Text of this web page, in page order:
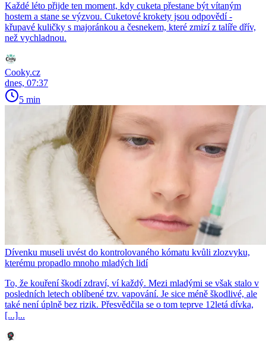
Každé léto přijde ten moment, kdy cuketa přestane být vítaným
hostem a stane se výzvou. Cuketové krokety jsou odpovědí -
křupavé kuličky s majoránkou a česnekem, které zmizí z talíře dřív,
než vychladnou.
Cooky.cz
dnes, 07:37
5 min
Dívenku museli uvést do kontrolovaného kómatu kvůli zlozvyku,
kterému propadlo mnoho mladých lidí
To, že kouření škodí zdraví, ví každý. Mezi mladými se však stalo v
posledních letech oblíbené tzv. vapování. Je sice méně škodlivé, ale
také není úplně bez rizik. Přesvědčila se o tom teprve 12letá dívka,
[...]...